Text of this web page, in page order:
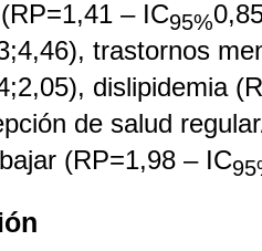
– IC95%
trastornos
dislipidemia
de salud
(RP=1,98 – IC